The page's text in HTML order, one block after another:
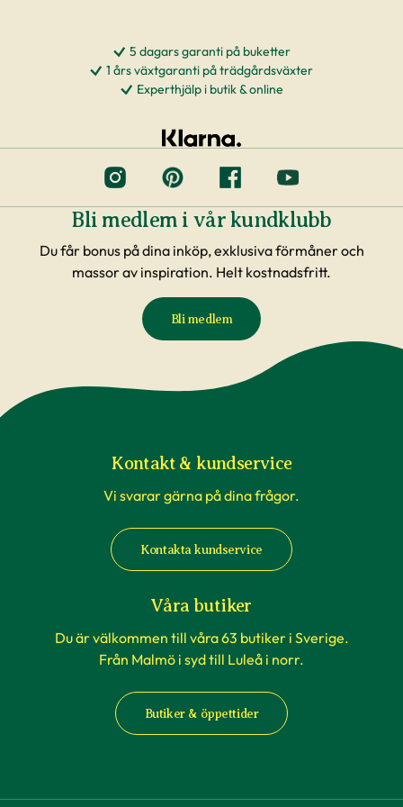
5 dagars garanti på buketter
1 års växtgaranti på trädgårdsväxter
Experthjälp i butik & online
Bli medlem i vår kundklubb
Du får bonus på dina inköp, exklusiva förmåner och
massor av inspiration. Helt kostnadsfritt.
Bli medlem
Kontakt & kundservice
Vi svarar gärna på dina frågor.
Kontakta kundservice
Våra butiker
Du är välkommen till våra 63 butiker i Sverige.
Från Malmö i syd till Luleå i norr.
Butiker & öppettider